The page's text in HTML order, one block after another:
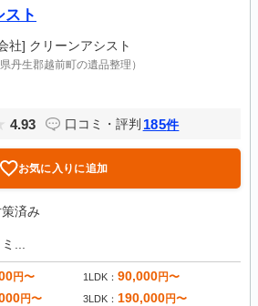
スト
社] クリーンアシスト
県丹生郡越前町の遺品整理）
4.93 口コミ・評判 185件
お気に入りに追加
済み
...
円〜 1LDK 90,000円〜
円〜 3LDK 190,000円〜